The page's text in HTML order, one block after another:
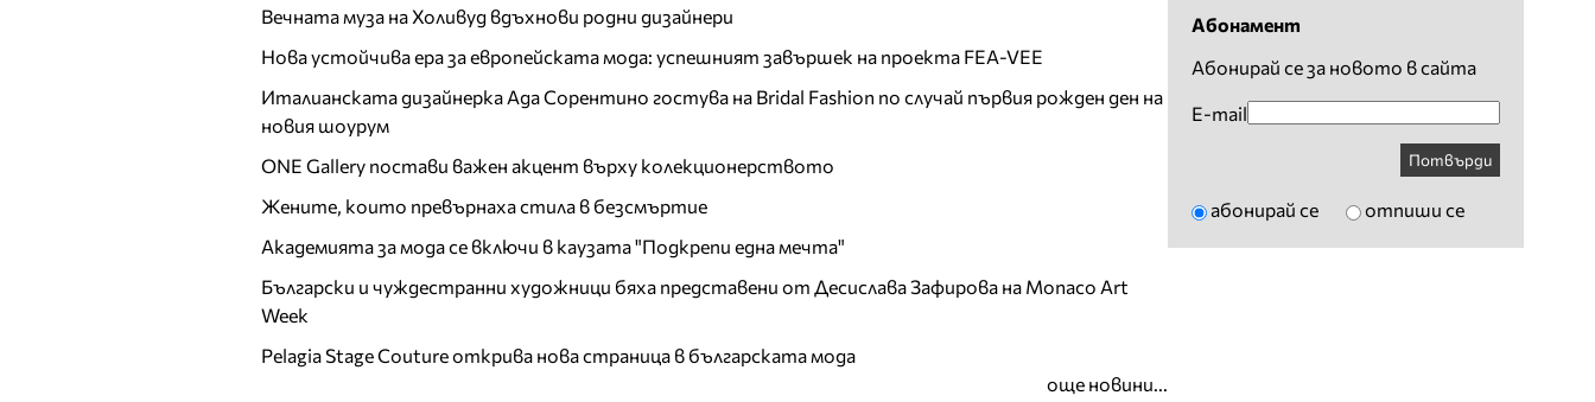
Вечната муза на Холивуд вдъхнови родни дизайнери
Нова устойчива ера за европейската мода: успешният завършек на проекта FEA-VEE
Италианската дизайнерка Ада Сорентино гостува на Bridal Fashion по случай първия рожден ден на
новия шоурум
ONE Gallery постави важен акцент върху колекционерството
Жените, които превърнаха стила в безсмъртие
Академията за мода се включи в каузата "Подкрепи една мечта"
Български и чуждестранни художници бяха представени от Десислава Зафирова на Monaco Art
Week
Pelagia Stage Couture открива нова страница в българската мода
още новини...
Абонамент
Абонирай се за новото в сайта
E-mail
Потвърди
абонирай се отпиши се